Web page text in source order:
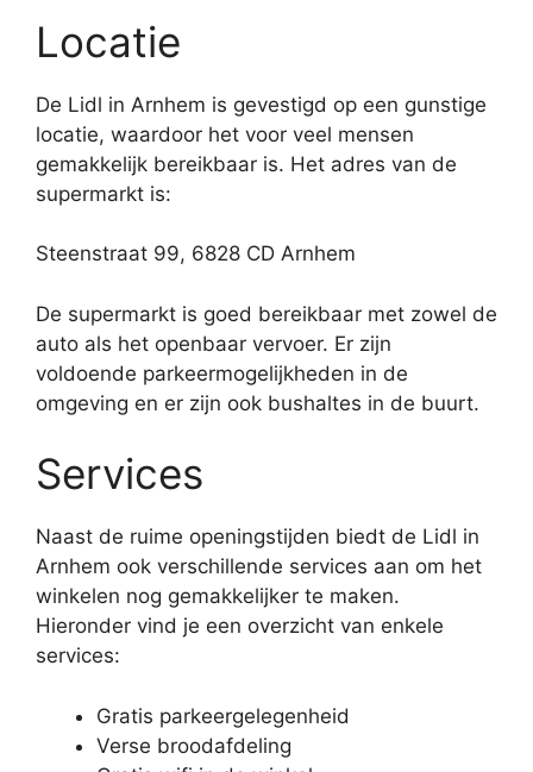
Locatie
De Lidl in Arnhem is gevestigd op een gunstige
locatie, waardoor het voor veel mensen
gemakkelijk bereikbaar is. Het adres van de
supermarkt is:
Steenstraat 99, 6828 CD Arnhem
De supermarkt is goed bereikbaar met zowel de
auto als het openbaar vervoer. Er zijn
voldoende parkeermogelijkheden in de
omgeving en er zijn ook bushaltes in de buurt.
Services
Naast de ruime openingstijden biedt de Lidl in
Arnhem ook verschillende services aan om het
winkelen nog gemakkelijker te maken.
Hieronder vind je een overzicht van enkele
services:
Gratis parkeergelegenheid
Verse broodafdeling